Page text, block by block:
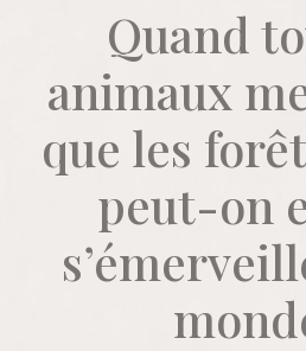
Quand
animaux
que les
peut-on